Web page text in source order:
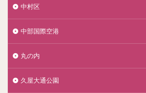
中村区
中部国際空港
丸の内
久屋大通公園